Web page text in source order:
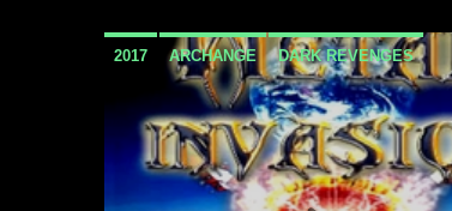
2017 ARCHANGE DARK REVENGES
DEF LEPPARD DESTRUCTION
JEFF SCOTT SOTO LETHVM METAL
METAL INVASION PODCAST